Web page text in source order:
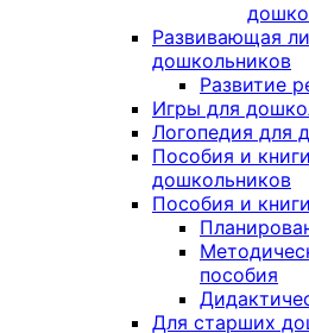
Развивающая
дошкольников
Развитие
Игры для
Логопедия для
Пособия и
дошкольников
Пособия и
пособия
Для старших